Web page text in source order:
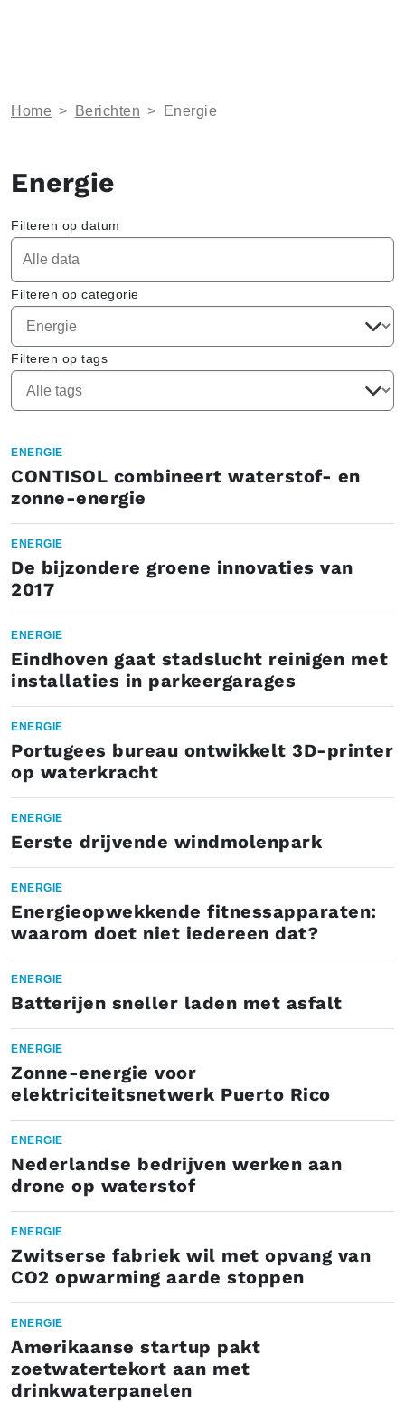
Home > Berichten > Energie
Energie
Filteren op datum
Filteren op categorie
Filteren op tags
ENERGIE
CONTISOL combineert waterstof- en
zonne-energie
ENERGIE
De bijzondere groene innovaties van
2017
ENERGIE
Eindhoven gaat stadslucht reinigen met
installaties in parkeergarages
ENERGIE
Portugees bureau ontwikkelt 3D-printer
op waterkracht
ENERGIE
Eerste drijvende windmolenpark
ENERGIE
Energieopwekkende fitnessapparaten:
waarom doet niet iedereen dat?
ENERGIE
Batterijen sneller laden met asfalt
ENERGIE
Zonne-energie voor
elektriciteitsnetwerk Puerto Rico
ENERGIE
Nederlandse bedrijven werken aan
drone op waterstof
ENERGIE
Zwitserse fabriek wil met opvang van
CO2 opwarming aarde stoppen
ENERGIE
Amerikaanse startup pakt
zoetwatertekort aan met
drinkwaterpanelen